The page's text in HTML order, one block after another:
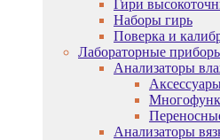
Гири
Наборы гирь
Поверка и
Лабораторные
Анализаторы
Анализаторы